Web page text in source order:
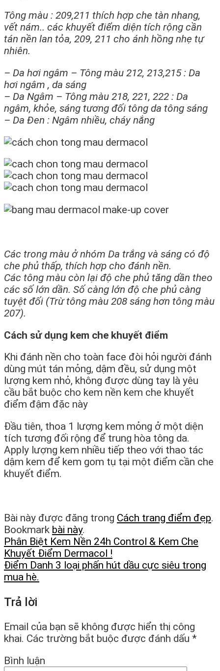
Tông màu : 209,211 thích hợp che tàn nhang,
vết nám.. các khuyết điểm diện tích rộng cần
tán nền lan tỏa, 209, 211 cho ánh hồng nhẹ tự
nhiên.
– Da hơi ngâm – Tông màu 212, 213,215 : Da
hơi ngâm , da sáng
– Da Ngâm – Tông màu 218, 221, 222 : Da
ngâm, khỏe, sáng tương đối tông da tông sáng
– Da Đen : Ngâm nhiều, cháy nắng
Các trong màu ở nhóm Da trắng và sáng có độ
che phủ thấp, thích hợp cho đánh nền.
Các tông màu còn lại độ che phủ tăng dần theo
các số lớn dần. Số càng lớn độ che phủ càng
tuyệt đối (Trừ tông màu 208 sáng hơn tông màu
207).
Cách sử dụng kem che khuyết điểm
Khi đánh nền cho toàn face đòi hỏi người đánh
dùng mút tán mỏng, dậm đều, sử dụng một
lượng kem nhỏ, không được dùng tay là yêu
cầu bắt buộc cho kem nền kem che khuyết
điểm đậm đặc này
Đầu tiên, thoa 1 lượng kem mỏng ở một diện
tích tương đối rộng để trung hòa tông da.
Apply lượng kem nhiều tiếp theo với thao tác
dậm kem để kem gom tụ tại một điểm cần che
khuyết điểm.
Bài này được đăng trong Cách trang điểm đẹp.
Bookmark bài này.
Phân Biệt Kem Nền 24h Control & Kem Che
Khuyết Điểm Dermacol !
Điểm Danh 3 loại phấn hút dầu cực siêu trong
mua hè.
Trả lời
Email của bạn sẽ không được hiển thị công
khai. Các trường bắt buộc được đánh dấu *
Bình luận